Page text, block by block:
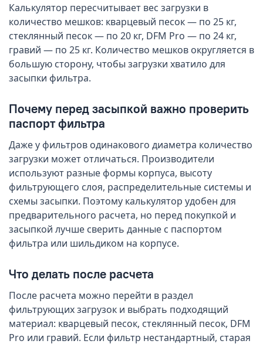
Калькулятор пересчитывает вес загрузки в
количество мешков: кварцевый песок — по 25 кг,
стеклянный песок — по 20 кг, DFM Pro — по 24 кг,
гравий — по 25 кг. Количество мешков округляется в
большую сторону, чтобы загрузки хватило для
засыпки фильтра.
Почему перед засыпкой важно проверить
паспорт фильтра
Даже у фильтров одинакового диаметра количество
загрузки может отличаться. Производители
используют разные формы корпуса, высоту
фильтрующего слоя, распределительные системы и
схемы засыпки. Поэтому калькулятор удобен для
предварительного расчета, но перед покупкой и
засыпкой лучше сверить данные с паспортом
фильтра или шильдиком на корпусе.
Что делать после расчета
После расчета можно перейти в раздел
фильтрующих загрузок и выбрать подходящий
материал: кварцевый песок, стеклянный песок, DFM
Pro или гравий. Если фильтр нестандартный, старая